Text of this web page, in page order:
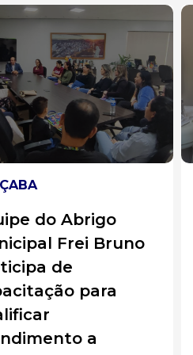
oferecer
lingual
pública de
é realizado
encaminhamento